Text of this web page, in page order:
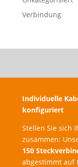
Verbindung
Individuelle
konfiguriert
Stellen Sie sich
zusammen:
150
abgestimmt auf